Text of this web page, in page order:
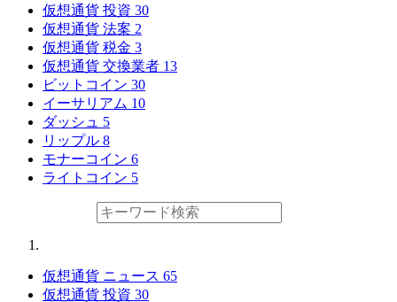
仮想通貨 投資 30
仮想通貨 法案 2
仮想通貨 税金 3
仮想通貨 交換業者 13
ビットコイン 30
イーサリアム 10
ダッシュ 5
リップル 8
モナーコイン 6
ライトコイン 5
仮想通貨 ニュース 65
仮想通貨 投資 30